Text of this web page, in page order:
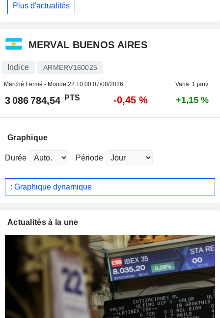
Plus d'actualités
MERVAL BUENOS AIRES
Indice ARMERV160025
Marché Fermé - Monde 22:10:00 07/08/2026 Varia. 1 janv.
3 086 784,54 PTS -0,45 % +1,15 %
Graphique
Durée Période
: Graphique dynamique
Actualités à la une